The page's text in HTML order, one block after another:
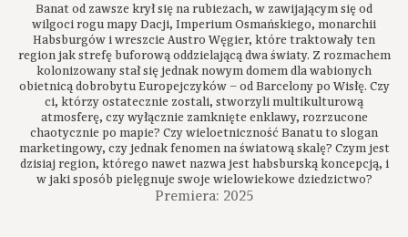
Banat od zawsze krył się na rubieżach, w zawijającym się od
wilgoci rogu mapy Dacji, Imperium Osmańskiego, monarchii
Habsburgów i wreszcie Austro Węgier, które traktowały ten
region jak strefę buforową oddzielającą dwa światy. Z rozmachem
kolonizowany stał się jednak nowym domem dla wabionych
obietnicą dobrobytu Europejczyków – od Barcelony po Wisłę. Czy
ci, którzy ostatecznie zostali, stworzyli multikulturową
atmosferę, czy wyłącznie zamknięte enklawy, rozrzucone
chaotycznie po mapie? Czy wieloetniczność Banatu to slogan
marketingowy, czy jednak fenomen na światową skalę? Czym jest
dzisiaj region, którego nawet nazwa jest habsburską koncepcją, i
w jaki sposób pielęgnuje swoje wielowiekowe dziedzictwo?
Premiera: 2025